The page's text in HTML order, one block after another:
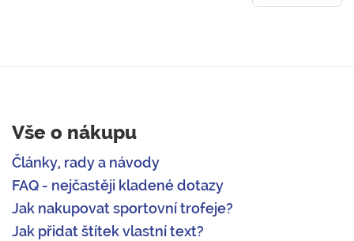
Vše o nákupu
Články, rady a návody
FAQ - nejčastěji kladené dotazy
Jak nakupovat sportovní trofeje?
Jak přidat štítek vlastní text?